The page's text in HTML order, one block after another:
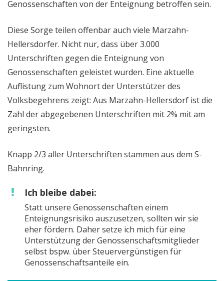
Genossenschaften von der Enteignung betroffen sein.
Diese Sorge teilen offenbar auch viele Marzahn-
Hellersdorfer. Nicht nur, dass über 3.000
Unterschriften gegen die Enteignung von
Genossenschaften geleistet wurden. Eine aktuelle
Auflistung zum Wohnort der Unterstützer des
Volksbegehrens zeigt: Aus Marzahn-Hellersdorf ist die
Zahl der abgegebenen Unterschriften mit 2% mit am
geringsten.
Knapp 2/3 aller Unterschriften stammen aus dem S-
Bahnring.
Ich bleibe dabei:
Statt unsere Genossenschaften einem
Enteignungsrisiko auszusetzen, sollten wir sie
eher fördern. Daher setze ich mich für eine
Unterstützung der Genossenschaftsmitglieder
selbst bspw. über Steuervergünstigen für
Genossenschaftsanteile ein.